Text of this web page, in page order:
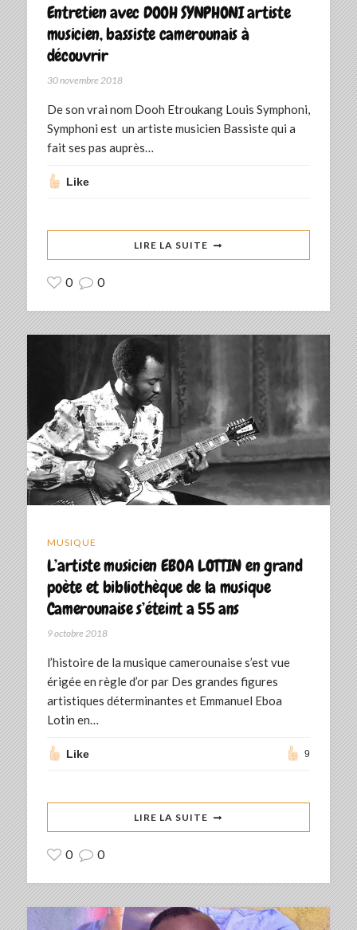
Entretien avec DOOH SYNPHONI artiste
musicien, bassiste camerounais à
découvrir
30 novembre 2018
De son vrai nom Dooh Etroukang Louis Symphoni,
Symphoni est un artiste musicien Bassiste qui a
fait ses pas auprès…
Like
LIRE LA SUITE
0 0
MUSIQUE
L’artiste musicien EBOA LOTTIN en grand
poète et bibliothèque de la musique
Camerounaise s’éteint a 55 ans
9 octobre 2018
l’histoire de la musique camerounaise s’est vue
érigée en règle d’or par Des grandes figures
artistiques déterminantes et Emmanuel Eboa
Lotin en…
Like 9
LIRE LA SUITE
0 0